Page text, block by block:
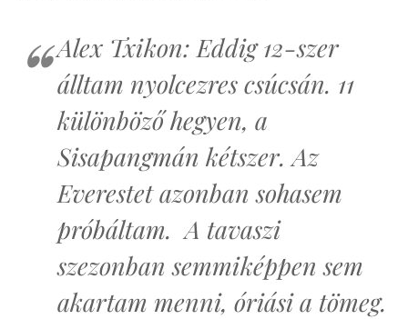
Alex Txikon: Eddig 12-szer
álltam nyolcezres csúcsán. 11
különböző hegyen, a
Sisapangmán kétszer. Az
Everestet azonban sohasem
próbáltam. A tavaszi
szezonban semmiképpen sem
akartam menni, óriási a tömeg.